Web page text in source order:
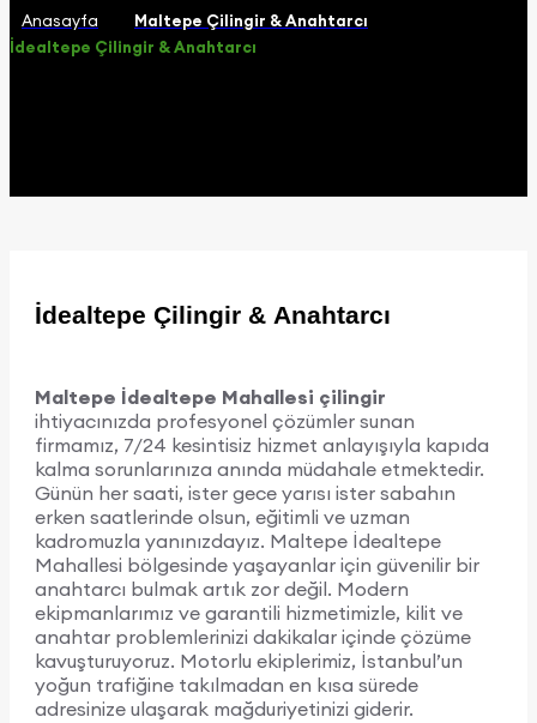
Anasayfa
Maltepe Çilingir & Anahtarcı
İdealtepe Çilingir & Anahtarcı
İdealtepe Çilingir & Anahtarcı
Maltepe İdealtepe Mahallesi çilingir
ihtiyacınızda profesyonel çözümler sunan
firmamız, 7/24 kesintisiz hizmet anlayışıyla kapıda
kalma sorunlarınıza anında müdahale etmektedir.
Günün her saati, ister gece yarısı ister sabahın
erken saatlerinde olsun, eğitimli ve uzman
kadromuzla yanınızdayız. Maltepe İdealtepe
Mahallesi bölgesinde yaşayanlar için güvenilir bir
anahtarcı bulmak artık zor değil. Modern
ekipmanlarımız ve garantili hizmetimizle, kilit ve
anahtar problemlerinizi dakikalar içinde çözüme
kavuşturuyoruz. Motorlu ekiplerimiz, İstanbul’un
yoğun trafiğine takılmadan en kısa sürede
adresinize ulaşarak mağduriyetinizi giderir.